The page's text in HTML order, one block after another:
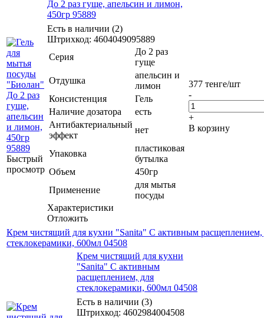
Быстрый
просмотр
До 2 раз гуще, апельсин и лимон,
450гр 95889
Есть в наличии (2)
Штрихкод: 4604049095889
Серия
До 2 раз
гуще
Отдушка
апельсин и
лимон
Консистенция
Гель
Наличие дозатора
есть
Антибактериальный
эффект
нет
Упаковка
пластиковая
бутылка
Объем
450гр
Применение
для мытья
посуды
Характеристики
Отложить
377 тенге/шт
-
+
В корзину
Крем чистящий для кухни "Sanita" С активным расщеплением,
стеклокерамики, 600мл 04508
Крем чистящий для кухни
"Sanita" С активным
расщеплением, для
стеклокерамики, 600мл 04508
Есть в наличии (3)
Штрихкод: 4602984004508